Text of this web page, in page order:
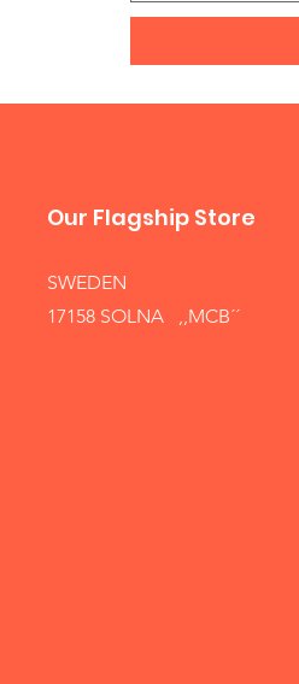
Our Flagship Store
SWEDEN
17158 SOLNA ,,MCB´´